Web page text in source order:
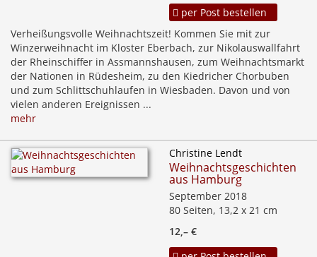
per Post bestellen
Verheißungsvolle Weihnachtszeit! Kommen Sie mit zur
Winzerweihnacht im Kloster Eberbach, zur Nikolauswallfahrt
der Rheinschiffer in Assmannshausen, zum Weihnachtsmarkt
der Nationen in Rüdesheim, zu den Kiedricher Chorbuben
und zum Schlittschuhlaufen in Wiesbaden. Davon und von
vielen anderen Ereignissen ...
mehr
Christine Lendt
Weihnachtsgeschichten
aus Hamburg
September 2018
80 Seiten, 13,2 x 21 cm
12,– €